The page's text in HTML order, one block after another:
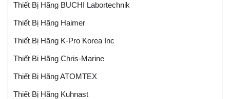
Thiết Bị Hãng BUCHI Labortechnik
Thiết Bị Hãng Haimer
Thiết Bị Hãng K-Pro Korea Inc
Thiết Bị Hãng Chris-Marine
Thiết Bị Hãng ATOMTEX
Thiết Bị Hãng Kuhnast